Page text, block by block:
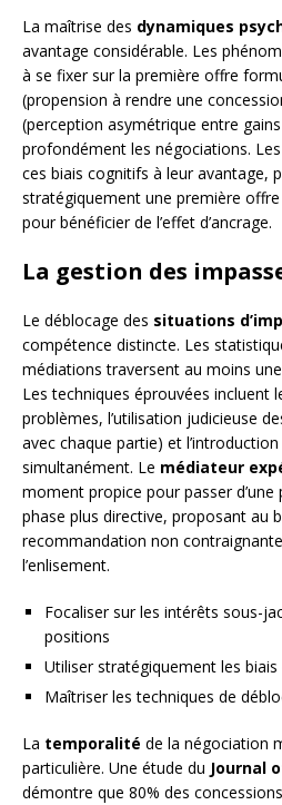
La maîtrise des dynamiques
avantage considérable. Les
à se fixer sur la première offre
(propension à rendre une
(perception asymétrique entre
profondément les négociations.
ces biais cognitifs à leur avantage,
stratégiquement une première
pour bénéficier de l’effet d’ancrage.
La gestion des
Le déblocage des situations
compétence distincte. Les
médiations traversent au moins
Les techniques éprouvées incluent
problèmes, l’utilisation judicieuse
avec chaque partie) et
simultanément. Le médiateur
moment propice pour passer
phase plus directive, proposant au
recommandation non
l’enlisement.
Focaliser sur les intérêts sous-
positions
Utiliser stratégiquement les
Maîtriser les techniques de
La temporalité de la négociation
particulière. Une étude du Journal
démontre que 80% des